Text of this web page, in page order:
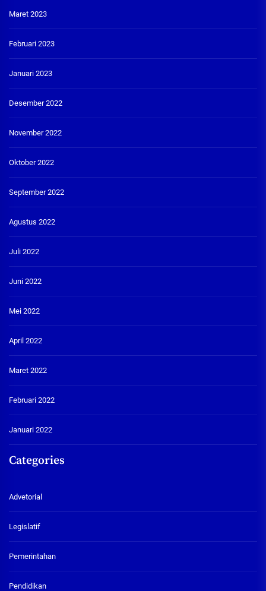
Maret 2023
Februari 2023
Januari 2023
Desember 2022
November 2022
Oktober 2022
September 2022
Agustus 2022
Juli 2022
Juni 2022
Mei 2022
April 2022
Maret 2022
Februari 2022
Januari 2022
Categories
Advetorial
Legislatif
Pemerintahan
Pendidikan